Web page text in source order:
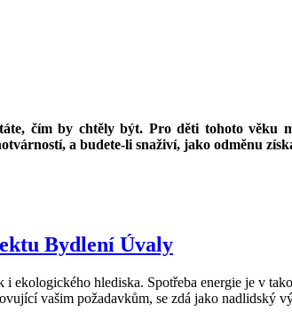
čím by chtěly být. Pro děti tohoto věku
a budete-li snaživí, jako odměnu
Bydlení Úvaly
hlediska. Spotřeba energie je v
vašim požadavkům, se zdá jako nadlidský